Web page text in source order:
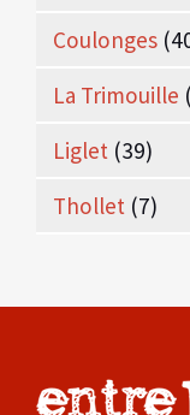
Coulonges
La Trimouille
Liglet (39)
Thollet (7)